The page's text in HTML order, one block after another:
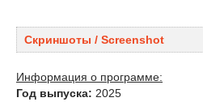
Скриншоты / Screenshot
Информация о программе:
Год выпуска: 2025